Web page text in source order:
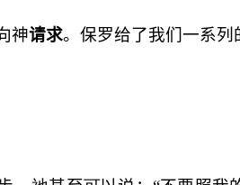
神请求。保罗给了我们一系